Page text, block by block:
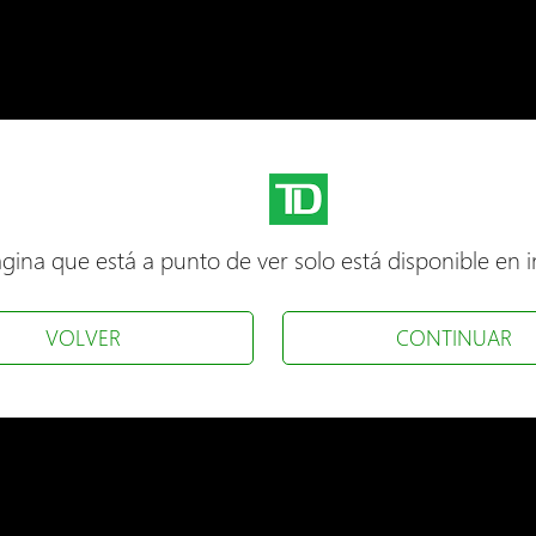
que está a punto de ver solo está disponible en
CONTINUAR
VOLVER